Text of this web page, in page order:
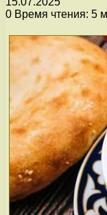
0 Время чтения: 5